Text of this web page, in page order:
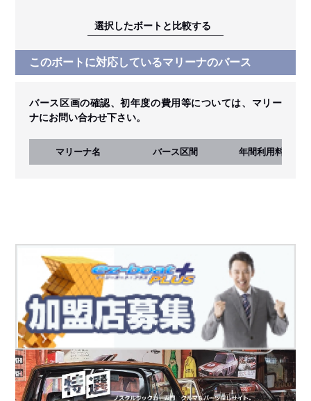
選択したボートと比較する
このボートに対応しているマリーナのバース
バース区画の確認、初年度の費用等については、マリー
ナにお問い合わせ下さい。
マリーナ名 バース区間 年間利用料